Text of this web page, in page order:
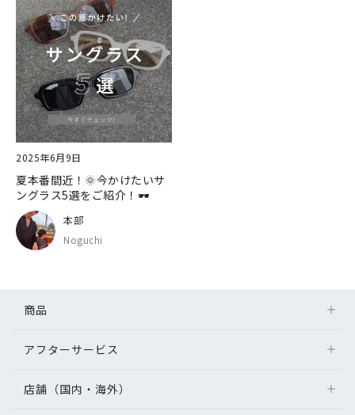
2025年6月9日
夏本番間近！🌞今かけたいサ
ングラス5選をご紹介！🕶
本部
Noguchi
商品
アフターサービス
店舗（国内・海外）